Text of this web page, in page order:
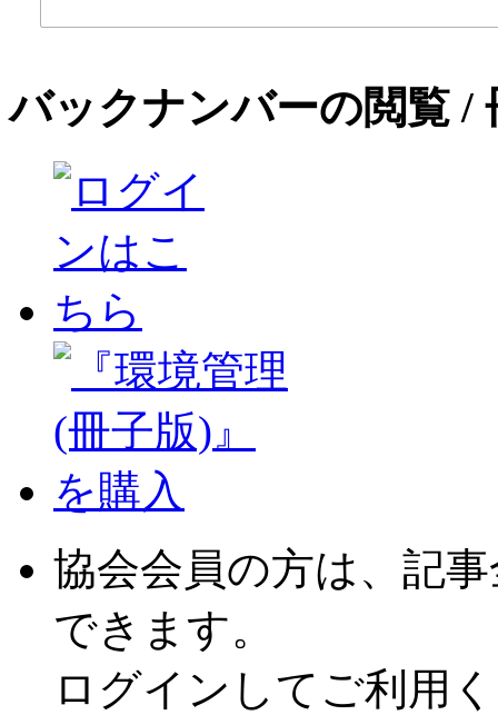
バックナンバーの閲覧 /
協会会員の方は、記
できます。
ログインしてご利用